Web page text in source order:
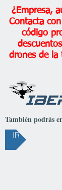
¿Empresa,
Contacta
código
drones de la
También podrás
IR